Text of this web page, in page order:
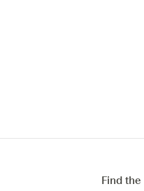
Find the